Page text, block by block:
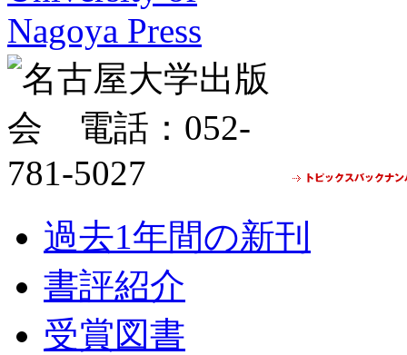
過去1年間の新刊
書評紹介
受賞図書